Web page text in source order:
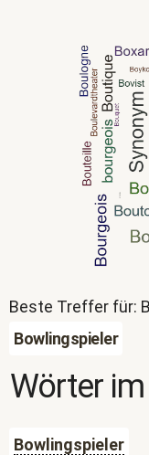
Beste Treffer für:
Bowlingspieler
Wörter
Bowlingspieler